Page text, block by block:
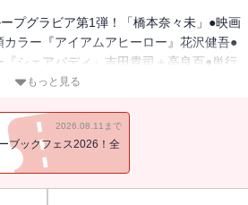
プグラビア第1弾！「橋本奈々未」●映画
ラー『アイアムアヒーロー』花沢健吾●
シェアバディ』吉田貴司＋高良百●単行
わせアフロ田中』のりつけ雅春●『デッ
カレー沢薫●『闇金ウシジマくん』真鍋
ゆうきまさみ●『土竜の唄』高橋のぼる
『100万円の女たち』青野春秋●『団地と
もっと見る
2026.08.11まで
ブックフェス2026！全